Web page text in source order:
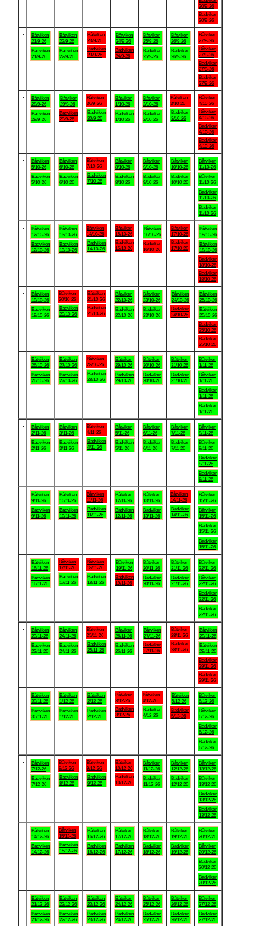
20/9-26
Badviken
20/9-26
Båtviken
21/9-26
Badviken
21/9-26
Båtviken
22/9-26
Badviken
22/9-26
Båtviken
23/9-26
Badviken
23/9-26
Båtviken
24/9-26
Badviken
24/9-26
Båtviken
25/9-26
Badviken
25/9-26
Båtviken
26/9-26
Badviken
26/9-26
Båtviken
27/9-26
Båtviken
27/9-26
Badviken
27/9-26
Badviken
27/9-26
Båtviken
28/9-26
Badviken
28/9-26
Båtviken
29/9-26
Badviken
29/9-26
Båtviken
30/9-26
Badviken
30/9-26
Båtviken
1/10-26
Badviken
1/10-26
Båtviken
2/10-26
Badviken
2/10-26
Båtviken
3/10-26
Badviken
3/10-26
Båtviken
4/10-26
Båtviken
4/10-26
Badviken
4/10-26
Badviken
4/10-26
Båtviken
5/10-26
Badviken
5/10-26
Båtviken
6/10-26
Badviken
6/10-26
Båtviken
7/10-26
Badviken
7/10-26
Båtviken
8/10-26
Badviken
8/10-26
Båtviken
9/10-26
Badviken
9/10-26
Båtviken
10/10-26
Badviken
10/10-26
Båtviken
11/10-26
Båtviken
11/10-26
Badviken
11/10-26
Badviken
11/10-26
Båtviken
12/10-26
Badviken
12/10-26
Båtviken
13/10-26
Badviken
13/10-26
Båtviken
14/10-26
Badviken
14/10-26
Båtviken
15/10-26
Badviken
15/10-26
Båtviken
16/10-26
Badviken
16/10-26
Båtviken
17/10-26
Badviken
17/10-26
Båtviken
18/10-26
Båtviken
18/10-26
Badviken
18/10-26
Badviken
18/10-26
Båtviken
19/10-26
Badviken
19/10-26
Båtviken
20/10-26
Badviken
20/10-26
Båtviken
21/10-26
Badviken
21/10-26
Båtviken
22/10-26
Badviken
22/10-26
Båtviken
23/10-26
Badviken
23/10-26
Båtviken
24/10-26
Badviken
24/10-26
Båtviken
25/10-26
Båtviken
25/10-26
Badviken
25/10-26
Badviken
25/10-26
Båtviken
26/10-26
Badviken
26/10-26
Båtviken
27/10-26
Badviken
27/10-26
Båtviken
28/10-26
Badviken
28/10-26
Båtviken
29/10-26
Badviken
29/10-26
Båtviken
30/10-26
Badviken
30/10-26
Båtviken
31/10-26
Badviken
31/10-26
Båtviken
1/11-26
Båtviken
1/11-26
Badviken
1/11-26
Badviken
1/11-26
Båtviken
2/11-26
Badviken
2/11-26
Båtviken
3/11-26
Badviken
3/11-26
Båtviken
4/11-26
Badviken
4/11-26
Båtviken
5/11-26
Badviken
5/11-26
Båtviken
6/11-26
Badviken
6/11-26
Båtviken
7/11-26
Badviken
7/11-26
Båtviken
8/11-26
Båtviken
8/11-26
Badviken
8/11-26
Badviken
8/11-26
Båtviken
9/11-26
Badviken
9/11-26
Båtviken
10/11-26
Badviken
10/11-26
Båtviken
11/11-26
Badviken
11/11-26
Båtviken
12/11-26
Badviken
12/11-26
Båtviken
13/11-26
Badviken
13/11-26
Båtviken
14/11-26
Badviken
14/11-26
Båtviken
15/11-26
Båtviken
15/11-26
Badviken
15/11-26
Badviken
15/11-26
Båtviken
16/11-26
Badviken
16/11-26
Båtviken
17/11-26
Badviken
17/11-26
Båtviken
18/11-26
Badviken
18/11-26
Båtviken
19/11-26
Badviken
19/11-26
Båtviken
20/11-26
Badviken
20/11-26
Båtviken
21/11-26
Badviken
21/11-26
Båtviken
22/11-26
Båtviken
22/11-26
Badviken
22/11-26
Badviken
22/11-26
Båtviken
23/11-26
Badviken
23/11-26
Båtviken
24/11-26
Badviken
24/11-26
Båtviken
25/11-26
Badviken
25/11-26
Båtviken
26/11-26
Badviken
26/11-26
Båtviken
27/11-26
Badviken
27/11-26
Båtviken
28/11-26
Badviken
28/11-26
Båtviken
29/11-26
Båtviken
29/11-26
Badviken
29/11-26
Badviken
29/11-26
Båtviken
30/11-26
Badviken
30/11-26
Båtviken
1/12-26
Badviken
1/12-26
Båtviken
2/12-26
Badviken
2/12-26
Båtviken
3/12-26
Badviken
3/12-26
Båtviken
4/12-26
Badviken
4/12-26
Båtviken
5/12-26
Badviken
5/12-26
Båtviken
6/12-26
Båtviken
6/12-26
Badviken
6/12-26
Badviken
6/12-26
Båtviken
7/12-26
Badviken
7/12-26
Båtviken
8/12-26
Badviken
8/12-26
Båtviken
9/12-26
Badviken
9/12-26
Båtviken
10/12-26
Badviken
10/12-26
Båtviken
11/12-26
Badviken
11/12-26
Båtviken
12/12-26
Badviken
12/12-26
Båtviken
13/12-26
Båtviken
13/12-26
Badviken
13/12-26
Badviken
13/12-26
Båtviken
14/12-26
Badviken
14/12-26
Båtviken
15/12-26
Badviken
15/12-26
Båtviken
16/12-26
Badviken
16/12-26
Båtviken
17/12-26
Badviken
17/12-26
Båtviken
18/12-26
Badviken
18/12-26
Båtviken
19/12-26
Badviken
19/12-26
Båtviken
20/12-26
Båtviken
20/12-26
Badviken
20/12-26
Badviken
20/12-26
Båtviken
21/12-26
Badviken
21/12-26
Båtviken
22/12-26
Badviken
22/12-26
Båtviken
23/12-26
Badviken
23/12-26
Båtviken
24/12-26
Badviken
24/12-26
Båtviken
25/12-26
Badviken
25/12-26
Båtviken
26/12-26
Badviken
26/12-26
Båtviken
27/12-26
Badviken
27/12-26